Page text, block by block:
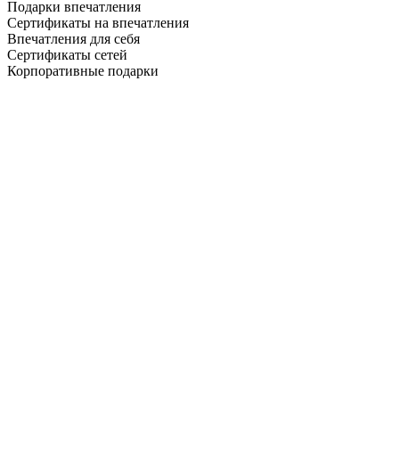
Подарки впечатления
Сертификаты на впечатления
Впечатления для себя
Сертификаты сетей
Корпоративные подарки